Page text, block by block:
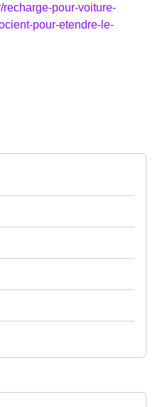
recharge-pour-voiture-
pour-etendre-le-